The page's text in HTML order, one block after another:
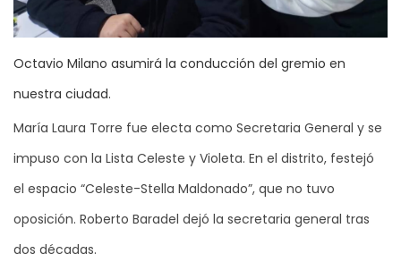
Octavio Milano asumirá la conducción del gremio en
nuestra ciudad.
María Laura Torre fue electa como Secretaria General y se
impuso con la Lista Celeste y Violeta. En el distrito, festejó
el espacio “Celeste-Stella Maldonado”, que no tuvo
oposición. Roberto Baradel dejó la secretaria general tras
dos décadas.